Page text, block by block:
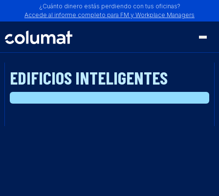
¿Cuánto dinero estás perdiendo con tus oficinas?
Accede al informe completo para FM y Workplace Managers
EDIFICIOS INTELIGENTES